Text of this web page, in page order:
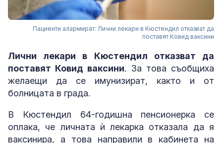
Пациенти алармират: Лични лекари в Кюстендил отказват да
поставят Ковид ваксини
Лични лекари в Кюстендил отказват да
поставят Ковид ваксини. За това съобщиха
желаещи да се имунизират, както и от
болницата в града.
В Кюстендил 64-годишна пенсионерка се
оплака, че личната ѝ лекарка отказала да я
ваксинира, а това направили в кабинета на